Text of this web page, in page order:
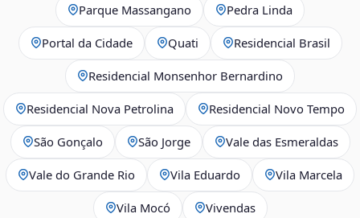
Parque Massangano Pedra Linda
Portal da Cidade Quati Residencial Brasil
Residencial Monsenhor Bernardino
Residencial Nova Petrolina Residencial Novo Tempo
São Gonçalo São Jorge Vale das Esmeraldas
Vale do Grande Rio Vila Eduardo Vila Marcela
Vila Mocó Vivendas